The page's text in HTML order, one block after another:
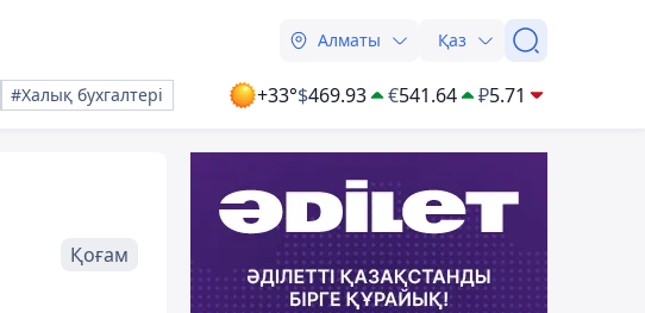
Алматы Қаз
#Халық бухгалтері +33°$469.93 €541.64 ₽5.71
Қоғам